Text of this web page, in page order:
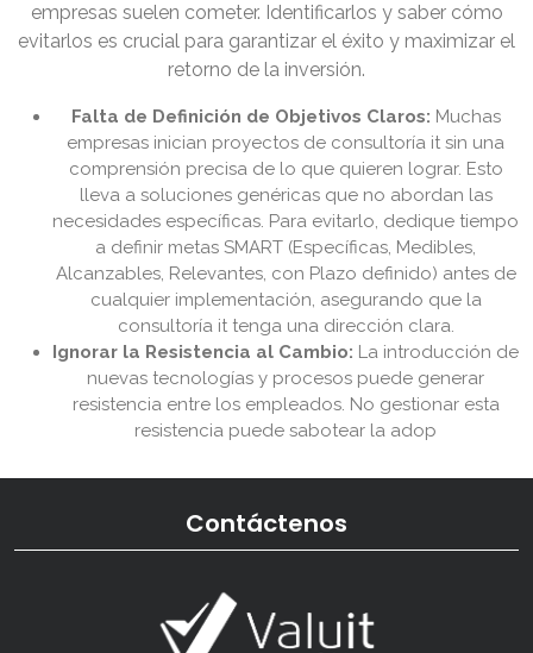
empresas suelen cometer. Identificarlos y saber cómo
evitarlos es crucial para garantizar el éxito y maximizar el
retorno de la inversión.
Falta de Definición de Objetivos Claros: Muchas
empresas inician proyectos de consultoría it sin una
comprensión precisa de lo que quieren lograr. Esto
lleva a soluciones genéricas que no abordan las
necesidades específicas. Para evitarlo, dedique tiempo
a definir metas SMART (Específicas, Medibles,
Alcanzables, Relevantes, con Plazo definido) antes de
cualquier implementación, asegurando que la
consultoría it tenga una dirección clara.
Ignorar la Resistencia al Cambio: La introducción de
nuevas tecnologías y procesos puede generar
resistencia entre los empleados. No gestionar esta
resistencia puede sabotear la adop
Contáctenos